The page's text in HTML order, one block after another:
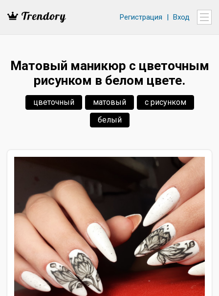
Регистрация | Вход
Матовый маникюр с цветочным
рисунком в белом цвете.
цветочный матовый
с рисунком
белый